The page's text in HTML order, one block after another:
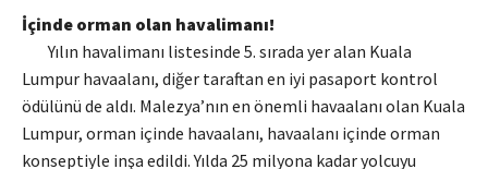
İçinde orman olan havalimanı!
Yılın havalimanı listesinde 5. sırada yer alan Kuala
Lumpur havaalanı, diğer taraftan en iyi pasaport kontrol
ödülünü de aldı. Malezya’nın en önemli havaalanı olan Kuala
Lumpur, orman içinde havaalanı, havaalanı içinde orman
konseptiyle inşa edildi. Yılda 25 milyona kadar yolcuyu